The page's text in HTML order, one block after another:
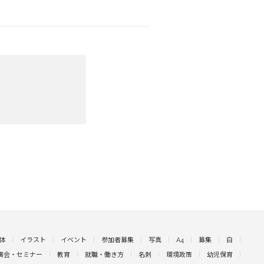
イラスト イベント 参加者募集 写真 A4 募集
白
会・セミナー
教育 就職・働き方 名刺 環境政策 幼児保育